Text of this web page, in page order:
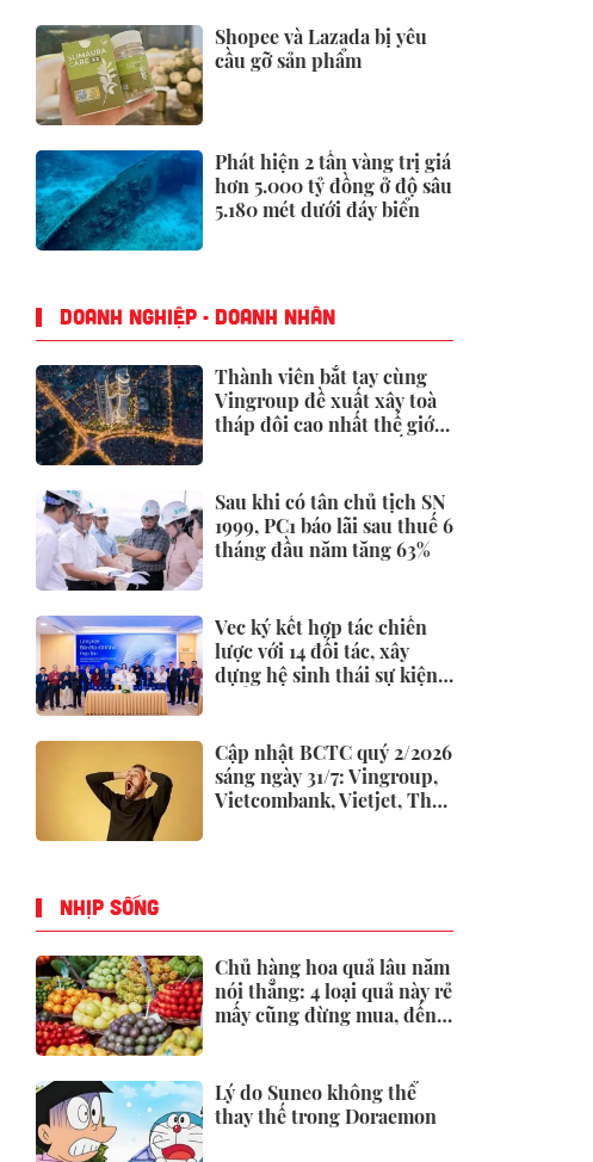
Shopee và Lazada bị yêu
cầu gỡ sản phẩm
Phát hiện 2 tấn vàng trị giá
hơn 5.000 tỷ đồng ở độ sâu
5.180 mét dưới đáy biển
DOANH NGHIỆP - DOANH NHÂN
Thành viên bắt tay cùng
Vingroup đề xuất xây toà
tháp đôi cao nhất thế giới
Sau khi có tân chủ tịch SN
1999, PC1 báo lãi sau thuế 6
tháng đầu năm tăng 63%
Vec ký kết hợp tác chiến
lược với 14 đối tác, xây
dựng hệ sinh thái sự kiện -
Cập nhật BCTC quý 2/2026
sáng ngày 31/7: Vingroup,
Vietcombank, Vietjet, Thế
NHỊP SỐNG
Chủ hàng hoa quả lâu năm
nói thẳng: 4 loại quả này rẻ
mấy cũng đừng mua, đến
Lý do Suneo không thể
thay thế trong Doraemon